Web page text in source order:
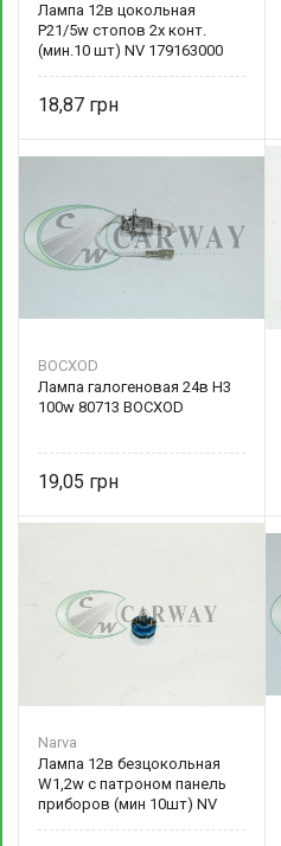
Лампа 12в цокольная
P21/5w стопов 2х конт.
(мин.10 шт) NV 179163000
18,87
BOCXOD
Лампа галогеновая 24в Н3
100w 80713 BOCXOD
19,05
Narva
Лампа 12в безцокольная
W1,2w с патроном панель
приборов (мин 10шт) NV